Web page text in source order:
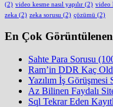
(2) video kesme nasıl yapılır (2) video
zeka (2) zeka sorusu (2) çözümü (2)
En Çok
Sahte Para Sorusu
Ram’in DDR Kaç
Yazılım İş Görüşmesi
Az Bilinen Faydalı
Sql Tekrar Eden